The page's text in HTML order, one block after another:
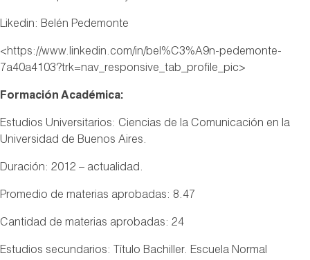
Likedin: Belén Pedemonte
<https://www.linkedin.com/in/bel%C3%A9n-pedemonte-
7a40a4103?trk=nav_responsive_tab_profile_pic>
Formación Académica:
Estudios Universitarios: Ciencias de la Comunicación en la
Universidad de Buenos Aires.
Duración: 2012 – actualidad.
Promedio de materias aprobadas: 8.47
Cantidad de materias aprobadas: 24
Estudios secundarios: Título Bachiller. Escuela Normal